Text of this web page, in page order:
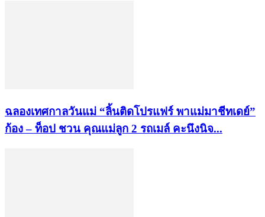
ฉลองเทศกาลวันแม่ “ลิ้นติดโปรแฟร์ พาแม่มาชีทเดย์”
ก้อง – ท็อป ชวน คุณแม่ลูก 2 รถเมล์ คะนึงนิจ...